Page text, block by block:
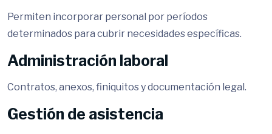
Permiten incorporar personal por períodos
determinados para cubrir necesidades específicas.
Administración laboral
Contratos, anexos, finiquitos y documentación legal.
Gestión de asistencia